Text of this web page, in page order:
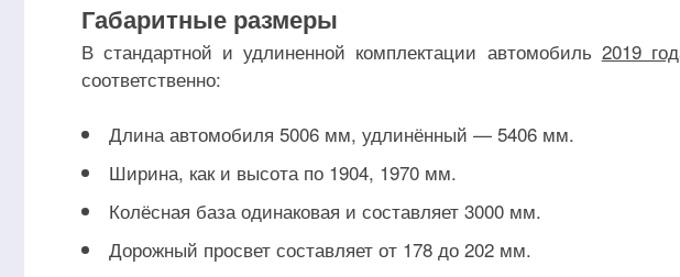
Габаритные размеры
В стандартной и удлиненной комплектации автомобиль 2019
соответственно:
Длина автомобиля 5006 мм, удлинённый — 5406 мм.
Ширина, как и высота по 1904, 1970 мм.
Колёсная база одинаковая и составляет 3000 мм.
Дорожный просвет составляет от 178 до 202 мм.